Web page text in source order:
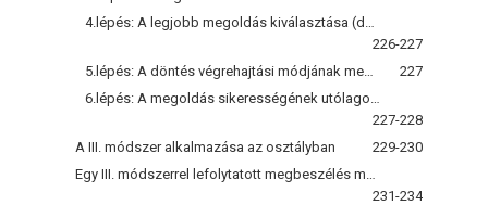
226-227
227
227-228
A III. módszer alkalmazása az osztályban
229-230
231-234